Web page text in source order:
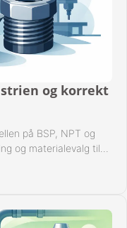
og korrekt
på BSP, NPT og
og materialevalg til